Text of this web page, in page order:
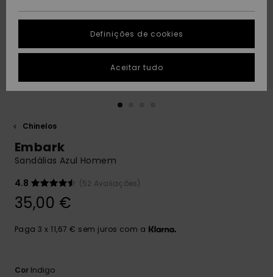
Coleções
Highlights
Guia de
tamanhos
conversa para
obteres a
resposta mais
rápida à tua
respostas
para as
frequentes e o
nosso
PRESENTE
DESEJO
Chinelos
Embark
Sandálias Azul Homem
4.8
(52 Avaliações)
35,00 €
Paga 3 x 11,67 € sem juros com a
Cor Indigo
Definições de cookies
Aceitar tudo